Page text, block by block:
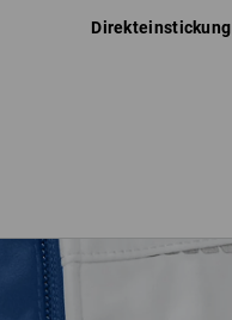
Direkteinstickung